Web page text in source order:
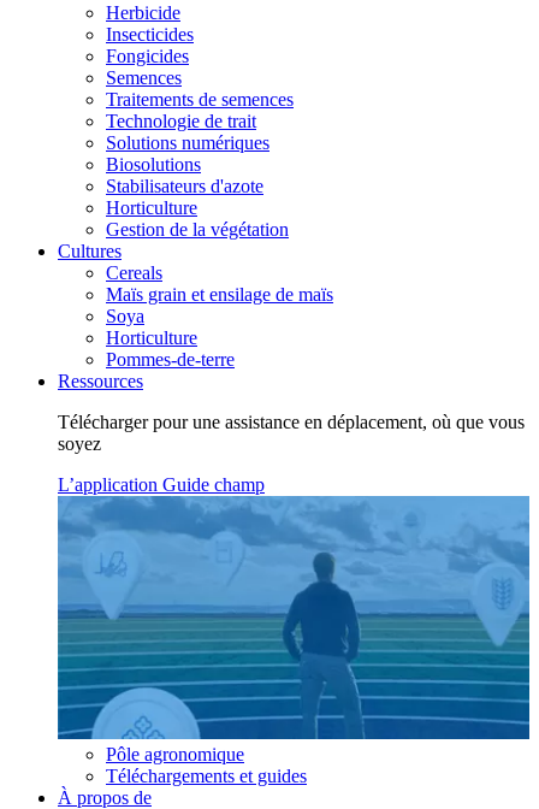
Herbicide
Insecticides
Fongicides
Semences
Traitements de semences
Technologie de trait
Solutions numériques
Biosolutions
Stabilisateurs d'azote
Horticulture
Gestion de la végétation
Cultures
Cereals
Maïs grain et ensilage de maïs
Soya
Horticulture
Pommes-de-terre
Ressources
Télécharger pour une assistance en déplacement, où que vous
soyez
L’application Guide champ
Pôle agronomique
Téléchargements et guides
À propos de